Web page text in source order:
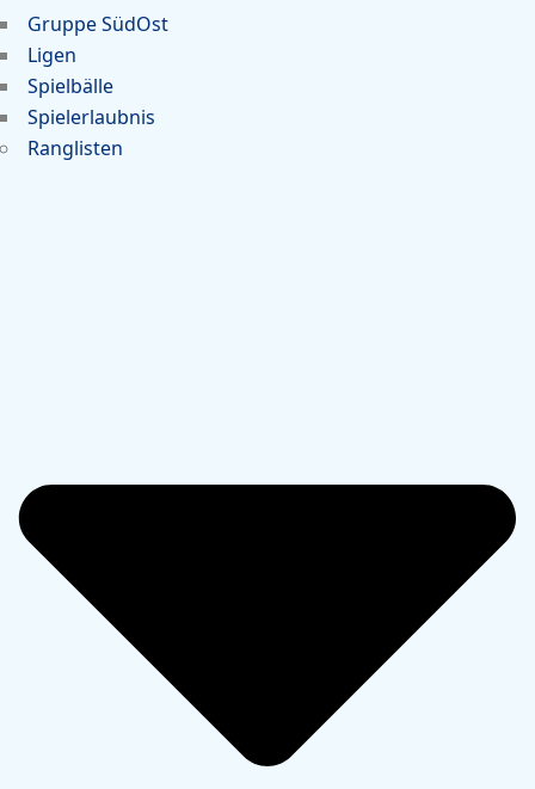
Gruppe SüdOst
Ligen
Spielbälle
Spielerlaubnis
Ranglisten